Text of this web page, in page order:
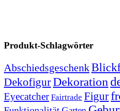
Produkt-Schlagwörter
Abschiedsgeschenk
DekofigurDekoration
Eyecatcher Fairtrade Figur